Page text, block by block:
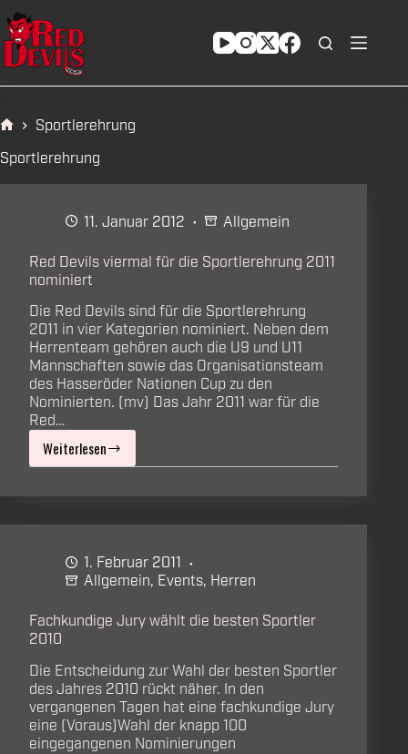
Zum
Inhalt
springen
Sportlerehrung
Sportlerehrung
11. Januar 2012 Allgemein
Red Devils viermal für die Sportlerehrung 2011
nominiert
Die Red Devils sind für die Sportlerehrung
2011 in vier Kategorien nominiert. Neben dem
Herrenteam gehören auch die U9 und U11
Mannschaften sowie das Organisationsteam
des Hasseröder Nationen Cup zu den
Nominierten. (mv) Das Jahr 2011 war für die
Red…
Weiterlesen
Red
die
2011
1. Februar 2011
Allgemein, Events, Herren
Fachkundige Jury wählt die besten Sportler
2010
Die Entscheidung zur Wahl der besten Sportler
des Jahres 2010 rückt näher. In den
vergangenen Tagen hat eine fachkundige Jury
eine (Voraus)Wahl der knapp 100
eingegangenen Nominierungen